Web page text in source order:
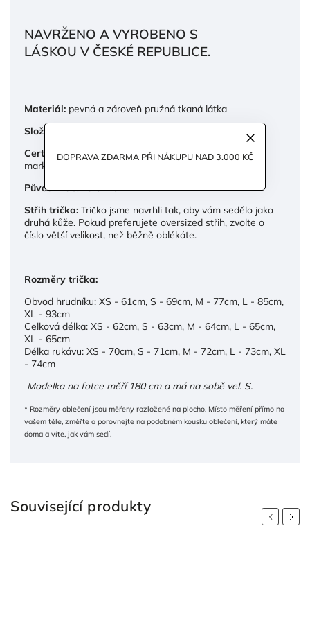
DOPRAVA ZDARMA PŘI NÁKUPU NAD 3.000 KČ
NAVRŽENO A VYROBENO S
LÁSKOU V ČESKÉ REPUBLICE.
Materiál: pevná a zároveň pružná tkaná látka
Složení materiálu:
Certifikát:Tencel s certifikátem Leinzig official Tencel
mark
Původ materiálu:EU
Střih trička: Tričko jsme navrhli tak, aby vám sedělo jako
druhá kůže. Pokud preferujete oversized střih, zvolte o
číslo větší velikost, než běžně oblékáte.
Rozměry trička:
Obvod hrudníku: XS - 61cm, S - 69cm, M - 77cm, L - 85cm,
XL - 93cm
Celková délka: XS - 62cm, S - 63cm, M - 64cm, L - 65cm,
XL - 65cm
Délka rukávu: XS - 70cm, S - 71cm, M - 72cm, L - 73cm, XL
- 74cm
Modelka na fotce měří 180 cm a má na sobě vel. S.
* Rozměry oblečení jsou měřeny rozložené na plocho. Místo měření přímo na
vašem těle, změřte a porovnejte na podobném kousku oblečení, který máte
doma a víte, jak vám sedí.
Související produkty
Previous
Next